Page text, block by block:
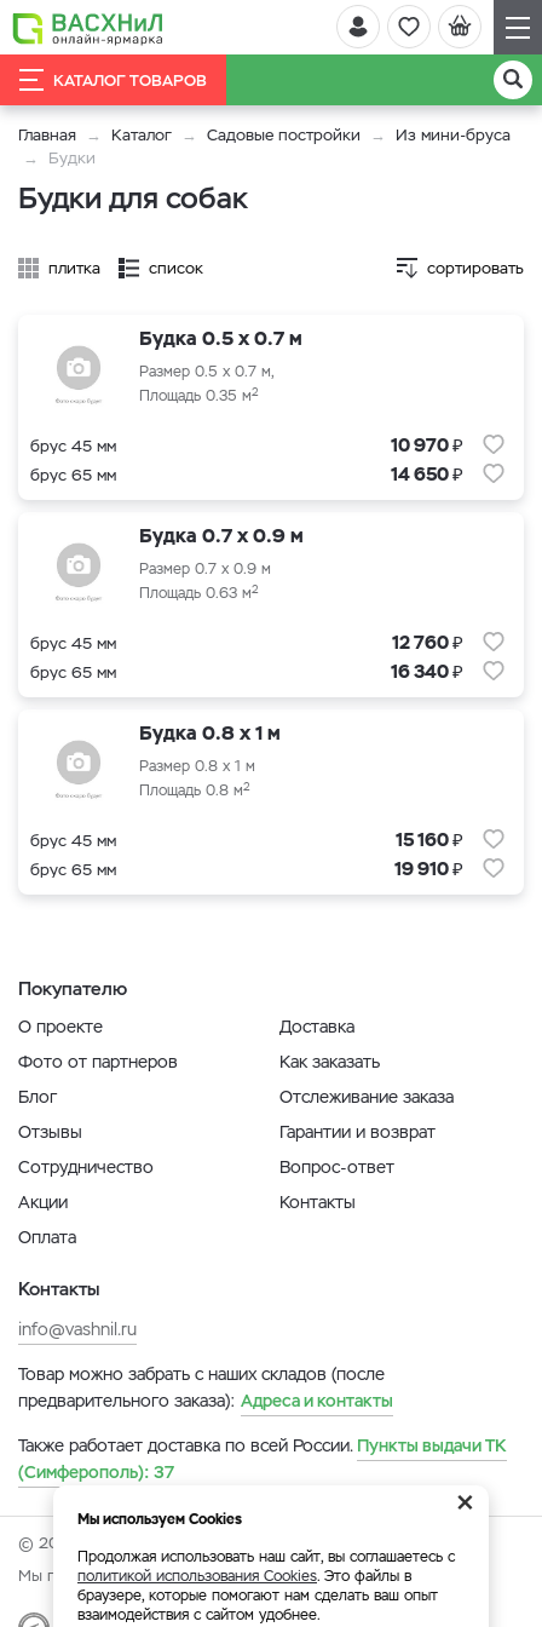
КАТАЛОГ ТОВАРОВ
Главная Каталог Садовые постройки
Из мини-бруса
Будки
Будки для собак
плитка список сортировать
Будка 0.5 x 0.7 м
Размер 0.5 x 0.7 м,
Площадь 0.35 м2
брус 45 мм 10 970₽
брус 65 мм 14 650₽
Будка 0.7 x 0.9 м
Размер 0.7 x 0.9 м
Площадь 0.63 м2
брус 45 мм 12 760₽
брус 65 мм 16 340₽
Будка 0.8 x 1 м
Размер 0.8 x 1 м
Площадь 0.8 м2
брус 45 мм 15 160₽
брус 65 мм 19 910₽
Покупателю
О проекте
Фото от партнеров
Блог
Отзывы
Сотрудничество
Акции
Оплата
Доставка
Как заказать
Отслеживание заказа
Гарантии и возврат
Вопрос-ответ
Контакты
Контакты
info@vashnil.ru
Товар можно забрать с наших складов (после
предварительного заказа): Адреса и контакты
Также работает доставка по всей России. Пункты выдачи ТК
(Симферополь): 37
© 2026 Онлайн-ярмарка ВАСХНиЛ.
Мы принимаем:
×
Мы используем Cookies
Продолжая использовать наш сайт, вы соглашаетесь с
политикой использования Cookies. Это файлы в
браузере, которые помогают нам сделать ваш опыт
взаимодействия с сайтом удобнее.